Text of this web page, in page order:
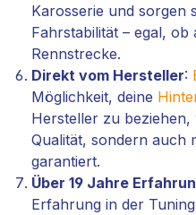
Karosserie und sorgen
Fahrstabilität – egal,
Rennstrecke.
Direkt vom Hersteller:
Möglichkeit, deine
Hersteller zu
Qualität, sondern auch
garantiert.
Über 19 Jahre
Erfahrung in der